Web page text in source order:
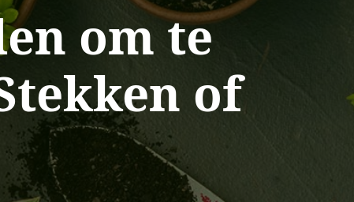
om te
of